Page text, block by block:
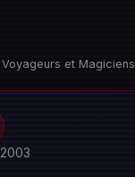
Voyageurs et Magiciens
2003